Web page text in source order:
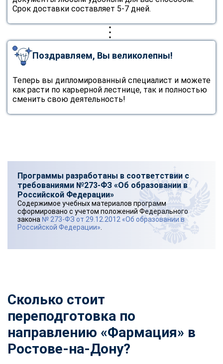
Срок доставки составляет 5-7 дней.
Поздравляем, Вы великолепны!
Теперь вы дипломированный специалист и можете
как расти по карьерной лестнице, так и полностью
сменить свою деятельность!
Программы разработаны в соответствии с
требованиями №273-ФЗ «Об образовании в
Российской Федерации»
Содержимое учебных материалов программ
сформировано с учетом положений Федерального
закона № 273-ФЗ от 29.12.2012 «Об образовании в
Российской Федерации»
Сколько стоит
переподготовка по
направлению «Фармация» в
Ростове-на-Дону?